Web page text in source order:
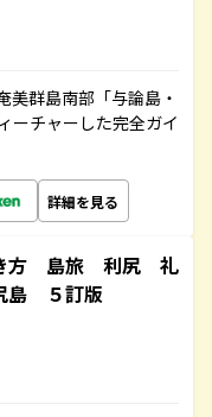
群島南部「与論島・
ーチャーした完全ガイ
詳細を見る
方 島旅 利尻 礼
５訂版